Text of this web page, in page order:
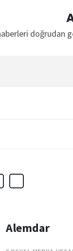
doğrudan
Alemdar